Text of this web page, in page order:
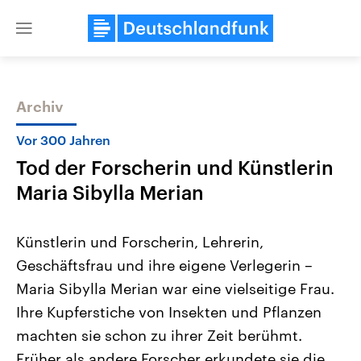
Close
Themen
Landtagswahl Sachsen-Anhalt
2026
Alle Informationen
Sachsen-Anhalt wählt am 6.
September 2026 einen neuen
Landtag. Seit 2021 wird das
Bundesland von einer Koalition aus
USA
Aktuelle Beiträge,
Hintergründe
Wirtschaftlich und
gehören die Vereinigten
den mächtigsten Ländern
mit großem Einfluss auf
Archiv
Vor 300 Jahren
Tod der Forscherin und Künstlerin
Maria Sibylla Merian
Künstlerin und Forscherin, Lehrerin,
Geschäftsfrau und ihre eigene Verlegerin –
Maria Sibylla Merian war eine vielseitige Frau.
Ihre Kupferstiche von Insekten und Pflanzen
machten sie schon zu ihrer Zeit berühmt.